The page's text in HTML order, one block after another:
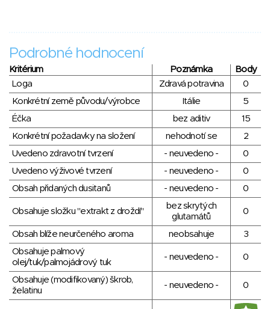
Podrobné hodnocení
Kritérium Poznámka
Body
Loga
Zdravá potravina
0
Konkrétní země původu/výrobce
Itálie
5
Éčka
bez aditiv
15
Konkrétní požadavky na složení
nehodnotí se
2
Uvedeno zdravotní tvrzení
- neuvedeno -
0
Uvedeno výživové tvrzení
- neuvedeno -
0
Obsah přidaných dusitanů
- neuvedeno - 0
Obsahuje složku "extrakt z droždí"
bez skrytých
glutamátů
0
Obsah blíže neurčeného aroma neobsahuje
3
Obsahuje palmový
olej/tuk/palmojádrový tuk
- neuvedeno - 0
Obsahuje (modifikovaný) škrob,
želatinu
- neuvedeno - 0